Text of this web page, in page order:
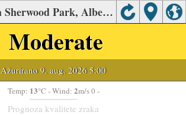
Kvalitet zraka za Sherwood Park, Alberta
Moderate
Ažurirano 9. aug. 2026 5:00
Temp: 13°C - Wind: 2m/s 0 -
Prognoza kvalitete zraka